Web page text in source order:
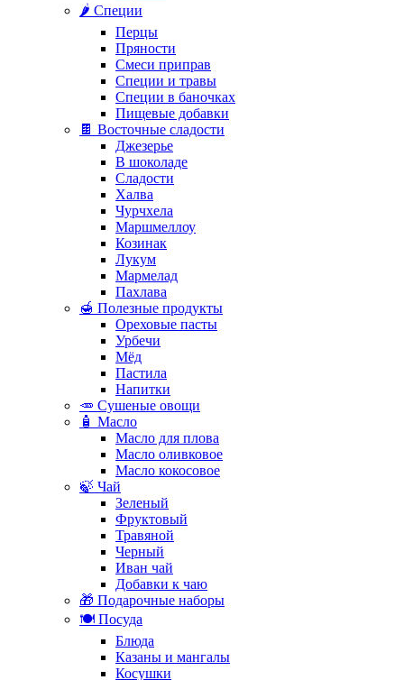
🌶️ Специи
Перцы
Пряности
Смеси приправ
Специи и травы
Специи в баночках
Пищевые добавки
🍫 Восточные сладости
Джезерье
В шоколаде
Сладости
Халва
Чурчхела
Маршмеллоу
Козинак
Лукум
Мармелад
Пахлава
🍯 Полезные продукты
Ореховые пасты
Урбечи
Мёд
Пастила
Напитки
🥕 Сушеные овощи
🧴 Масло
Масло для плова
Масло оливковое
Масло кокосовое
🍃 Чай
Зеленый
Фруктовый
Травяной
Черный
Иван чай
Добавки к чаю
🎁 Подарочные наборы
🍽️ Посуда
Блюда
Казаны и мангалы
Косушки